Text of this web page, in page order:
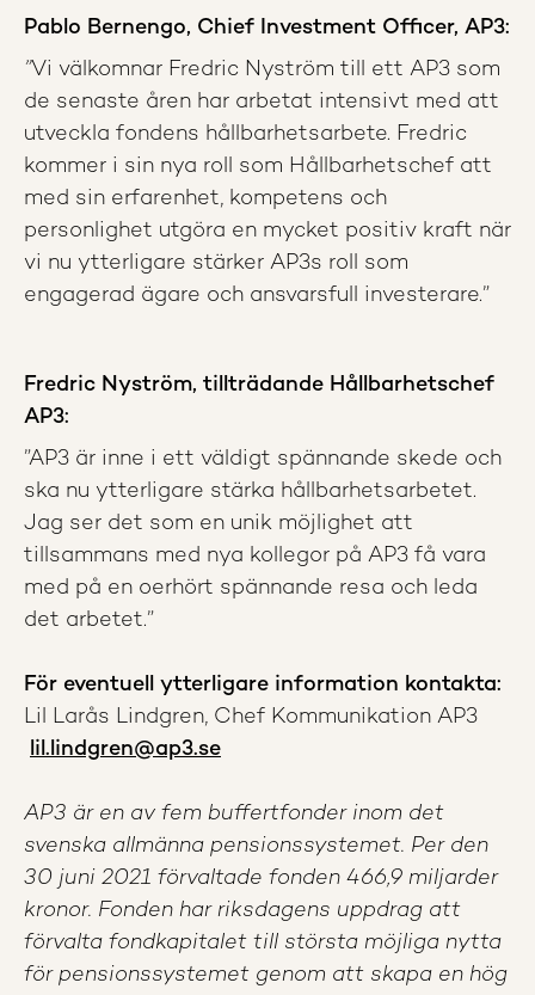
Pablo Bernengo, Chief Investment Officer, AP3:
”Vi välkomnar Fredric Nyström till ett AP3 som
de senaste åren har arbetat intensivt med att
utveckla fondens hållbarhetsarbete. Fredric
kommer i sin nya roll som Hållbarhetschef att
med sin erfarenhet, kompetens och
personlighet utgöra en mycket positiv kraft när
vi nu ytterligare stärker AP3s roll som
engagerad ägare och ansvarsfull investerare.”
​Fredric Nyström, tillträdande Hållbarhetschef
AP3:
”AP3 är inne i ett väldigt spännande skede och
ska nu ytterligare stärka hållbarhetsarbetet.
Jag ser det som en unik möjlighet att
tillsammans med nya kollegor på AP3 få vara
med på en oerhört spännande resa och leda
det arbetet.”
För eventuell ytterligare information kontakta:
Lil Larås Lindgren, Chef Kommunikation AP3
lil.lindgren@ap3.se
AP3 är en av fem buffertfonder inom det
svenska allmänna pensionssystemet. Per den
30 juni 2021 förvaltade fonden 466,9 miljarder
kronor. Fonden har riksdagens uppdrag att
förvalta fondkapitalet till största möjliga nytta
för pensionssystemet genom att skapa en hög